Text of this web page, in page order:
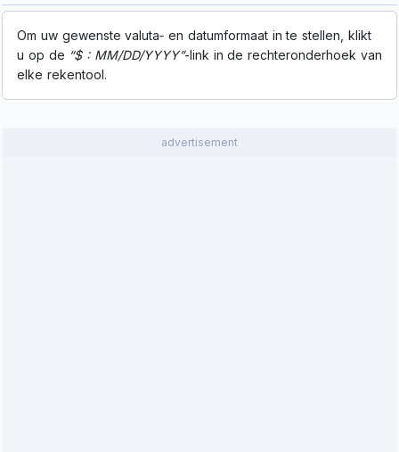
Om uw gewenste valuta‑ en datumformaat in te stellen, klikt
u op de “$ : MM/DD/YYYY”-link in de rechteronderhoek van
elke rekentool.
advertisement